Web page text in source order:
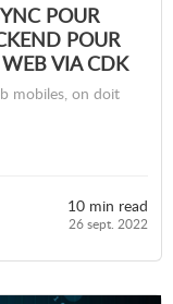
POUR
POUR
VIA CDK
mobiles, on doit
10 min read
26 sept. 2022